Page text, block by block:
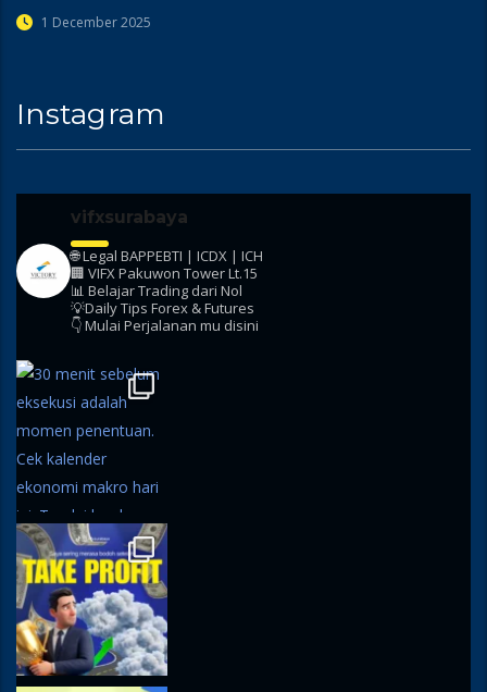
1 December 2025
Instagram
vifxsurabaya
🌐 Legal BAPPEBTI | ICDX | ICH
🏢 VIFX Pakuwon Tower Lt.15
📊 Belajar Trading dari Nol
💡Daily Tips Forex & Futures
👇 Mulai Perjalanan mu disini